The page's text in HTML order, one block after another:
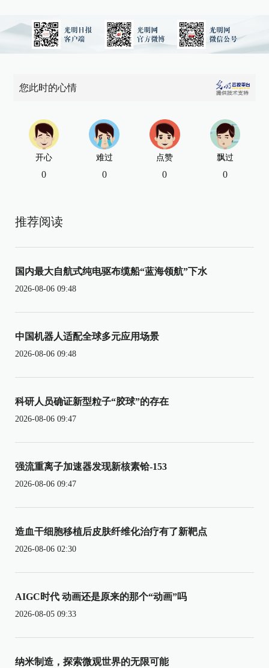
您此时的心情
开心
0
难过
0
点赞
0
飘过
0
推荐阅读
国内最大自航式纯电驱布缆船“蓝海领航”下水
2026-08-06 09:48
中国机器人适配全球多元应用场景
2026-08-06 09:48
科研人员确证新型粒子“胶球”的存在
2026-08-06 09:47
强流重离子加速器发现新核素铪-153
2026-08-06 09:47
造血干细胞移植后皮肤纤维化治疗有了新靶点
2026-08-06 02:30
AIGC时代 动画还是原来的那个“动画”吗
2026-08-05 09:33
纳米制造，探索微观世界的无限可能